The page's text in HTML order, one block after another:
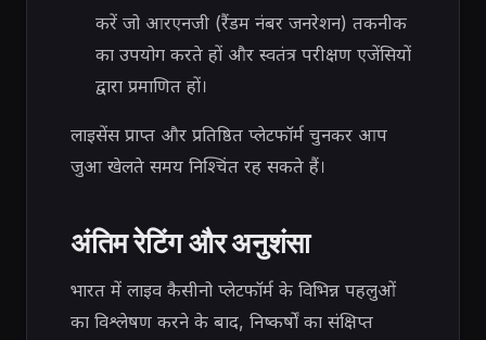
करें जो आरएनजी (रैंडम नंबर जनरेशन) तकनीक
का उपयोग करते हों और स्वतंत्र परीक्षण एजेंसियों
द्वारा प्रमाणित हों।
लाइसेंस प्राप्त और प्रतिष्ठित प्लेटफॉर्म चुनकर आप
जुआ खेलते समय निश्चिंत रह सकते हैं।
अंतिम रेटिंग और अनुशंसा
भारत में लाइव कैसीनो प्लेटफॉर्म के विभिन्न पहलुओं
का विश्लेषण करने के बाद, निष्कर्षों का संक्षिप्त